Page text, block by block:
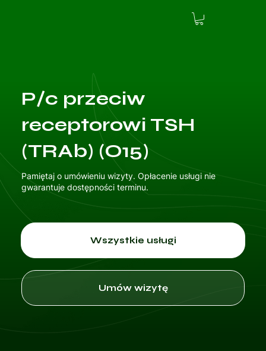
P/c przeciw
receptorowi TSH
(TRAb) (O15)
Pamiętaj o umówieniu wizyty. Opłacenie usługi nie
gwarantuje dostępności terminu.
Wszystkie usługi
Umów wizytę